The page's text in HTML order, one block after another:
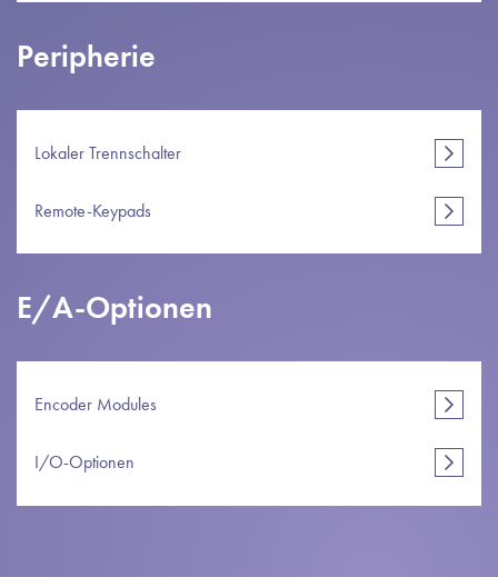
Peripherie
Lokaler Trennschalter
Remote-Keypads
E/A-Optionen
Encoder Modules
I/O-Optionen